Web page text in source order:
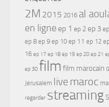
2M 2015 2016 al
en ligne ep 1 ep 2 ep 3
ep 8 ep 9 ep 10 ep 11 ep 12
16 ep 17 ep 18 ep 19 ep 20 ep 21
ep 30 film film marocain
Jerusalem live maroc
regarder streaming